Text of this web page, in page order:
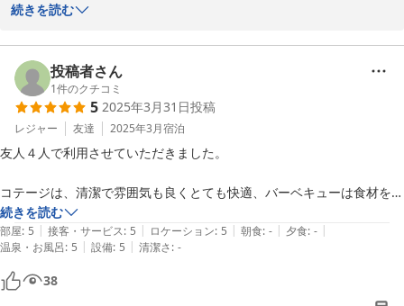
す。
す。
念願のノトイエ宿泊とのこと、身に余る光栄で大変うれしく思いま
す。
ノトイエは、全５棟全てわんちゃん可、温泉も完備です。
５棟のコテージは、それぞれデザインや雰囲気が異なりますので、
この度は、嬉しいコメントを本当にありがとうございました。
今後も「念願のノトイエ」といっていただけるよう、サービス向上
に努めて参ります。
またのご利用、心よりお待ちしております。
続きを読む
投稿者さん
1件のクチコミ
5 2025年3月31日投稿
レジャー 友達 2025年3月宿泊
友人４人で利用させていただきました。
コテージは、清潔で雰囲気も良くとても快適、バーベキューは食材を持
って行けば、あとは全て用意されているので助かりました。
少し暖かくなってきたので、苦手な虫を心配していましたが、今回はそ
れほど気にはなりませんでした。
続きを読む
部屋: 5 | 接客・サービス: 5 | ロケーション: 5 | 朝食: - | 夕食: - |
温泉・お風呂: 5 | 設備: 5 | 清潔さ: -
38